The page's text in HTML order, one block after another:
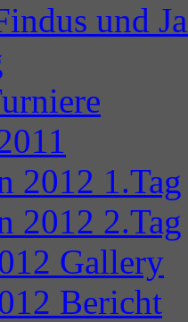
und
2012 1.Tag
2012 2.Tag
Gallery
Bericht